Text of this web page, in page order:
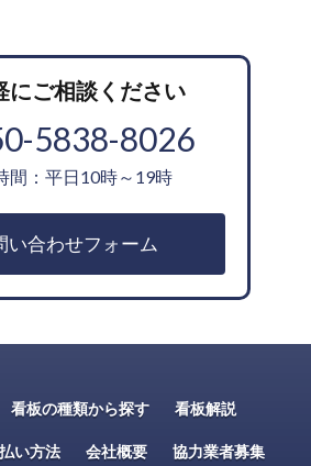
にご相談ください
5838-8026
間：平日10時～19時
い合わせフォーム
看板の種類から探す 看板解説
い方法 会社概要 協力業者募集